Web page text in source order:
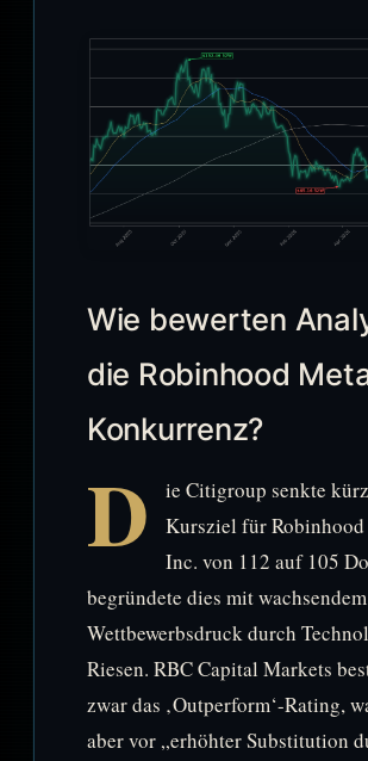
Wie bewerten
die Robinhood
Konkurrenz?
D
ie Citigroup senkte
Kursziel für
Inc. von 112 auf 105
begründete dies mit wachsendem
Wettbewerbsdruck durch
Riesen. RBC Capital Markets
zwar das ‚Outperform‘-Rating,
aber vor „erhöhter Substitution